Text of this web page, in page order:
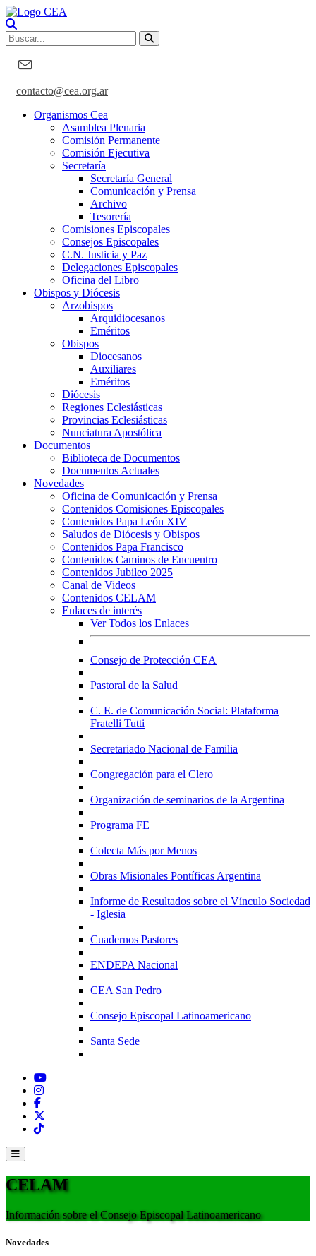
contacto@cea.org.ar
Organismos Cea
Asamblea Plenaria
Comisión Permanente
Comisión Ejecutiva
Secretaría
Secretaría General
Comunicación y Prensa
Archivo
Tesorería
Comisiones Episcopales
Consejos Episcopales
C.N. Justicia y Paz
Delegaciones Episcopales
Oficina del Libro
Obispos y Diócesis
Arzobispos
Arquidiocesanos
Eméritos
Obispos
Diocesanos
Auxiliares
Eméritos
Diócesis
Regiones Eclesiásticas
Provincias Eclesiásticas
Nunciatura Apostólica
Documentos
Biblioteca de Documentos
Documentos Actuales
Novedades
Oficina de Comunicación y Prensa
Contenidos Comisiones Episcopales
Contenidos Papa León XIV
Saludos de Diócesis y Obispos
Contenidos Papa Francisco
Contenidos Caminos de Encuentro
Contenidos Jubileo 2025
Canal de Videos
Contenidos CELAM
Enlaces de interés
Ver Todos los Enlaces
Consejo de Protección CEA
Pastoral de la Salud
C. E. de Comunicación Social: Plataforma
Fratelli Tutti
Secretariado Nacional de Familia
Congregación para el Clero
Organización de seminarios de la Argentina
Programa FE
Colecta Más por Menos
Obras Misionales Pontíficas Argentina
Informe de Resultados sobre el Vínculo Sociedad
- Iglesia
Cuadernos Pastores
ENDEPA Nacional
CEA San Pedro
Consejo Episcopal Latinoamericano
Santa Sede
CELAM
Información sobre el Consejo Episcopal Latinoamericano
Novedades